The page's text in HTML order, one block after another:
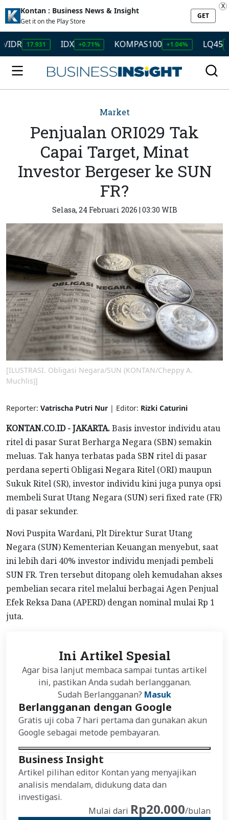
Kontan : Business News & Insight
Get it on the Play Store
GET
X
17.931 IDX +0.71% KOMPAS100 +1.04% LQ45 +1.11%
Market
Penjualan ORI029 Tak
Capai Target, Minat
Investor Bergeser ke SUN
FR?
Selasa, 24 Februari 2026 | 03:30 WIB
[ILUSTRASI. Obligasi Negara/SUN (KONTAN/Cheppy A.
Muchlis)]
Reporter: Vatrischa Putri Nur | Editor: Rizki Caturini
KONTAN.CO.ID - JAKARTA.Basis investor individu atau
ritel di pasar Surat Berharga Negara (SBN) semakin
meluas. Tak hanya terbatas pada SBN ritel di pasar
perdana seperti Obligasi Negara Ritel (ORI) maupun
Sukuk Ritel (SR), investor individu kini juga punya opsi
membeli Surat Utang Negara (SUN) seri fixed rate (FR)
di pasar sekunder.
Novi Puspita Wardani, Plt Direktur Surat Utang
Negara (SUN) Kementerian Keuangan menyebut, saat
ini lebih dari 40% investor individu menjadi pembeli
SUN FR. Tren tersebut ditopang oleh kemudahan akses
pembelian secara ritel melalui berbagai Agen Penjual
Efek Reksa Dana (APERD) dengan nominal mulai Rp 1
juta.
Ini Artikel Spesial
Agar bisa lanjut membaca sampai tuntas artikel
ini, pastikan Anda sudah berlangganan.
Sudah Berlangganan? Masuk
Berlangganan dengan Google
Gratis uji coba 7 hari pertama dan gunakan akun
Google sebagai metode pembayaran.
Business Insight
Artikel pilihan editor Kontan yang menyajikan
analisis mendalam, didukung data dan
investigasi.
Mulai dari Rp20.000/bulan